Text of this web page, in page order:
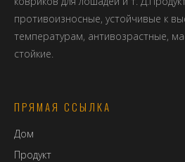
противоизносные, устойчивые к
температурам, антивозрастные,
стойкие.
ПРЯМАЯ ССЫЛКА
Дом
Продукт